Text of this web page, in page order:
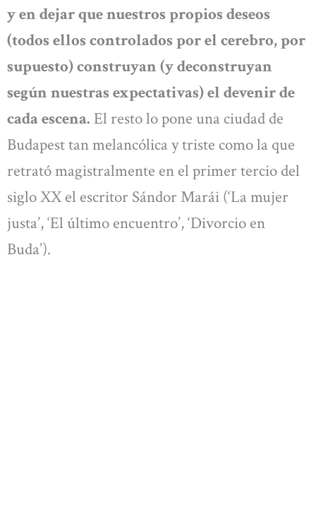
y en dejar que nuestros propios deseos
(todos ellos controlados por el cerebro, por
supuesto) construyan (y deconstruyan
según nuestras expectativas) el devenir de
cada escena. El resto lo pone una ciudad de
Budapest tan melancólica y triste como la que
retrató magistralmente en el primer tercio del
siglo XX el escritor Sándor Marái (‘La mujer
justa’, ‘El último encuentro’, ‘Divorcio en
Buda’).